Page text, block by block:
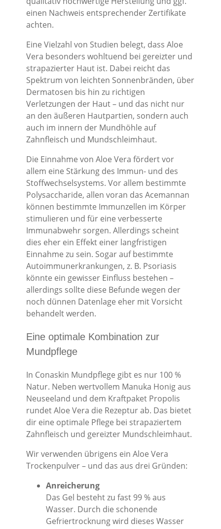
einen Nachweis entsprechender Zertifikate
achten.
Eine Vielzahl von Studien belegt, dass Aloe
Vera besonders wohltuend bei gereizter und
strapazierter Haut ist. Dabei reicht das
Spektrum von leichten Sonnenbränden, über
Dermatosen bis hin zu richtigen
Verletzungen der Haut – und das nicht nur
an den äußeren Hautpartien, sondern auch
auch im innern der Mundhöhle auf
Zahnfleisch und Mundschleimhaut.
Die Einnahme von Aloe Vera fördert vor
allem eine Stärkung des Immun- und des
Stoffwechselsystems. Vor allem bestimmte
Polysaccharide, allen voran das Acemannan
können bestimmte Immunzellen im Körper
stimulieren und für eine verbesserte
Immunabwehr sorgen. Allerdings scheint
dies eher ein Effekt einer langfristigen
Einnahme zu sein. Sogar auf bestimmte
Autoimmunerkrankungen, z. B. Psoriasis
könnte ein gewisser Einfluss bestehen –
allerdings sollte diese Befunde wegen der
noch dünnen Datenlage eher mit Vorsicht
behandelt werden.
Eine optimale Kombination zur
Mundpflege
In Conaskin Mundpflege gibt es nur 100 %
Natur. Neben wertvollem Manuka Honig aus
Neuseeland und dem Kraftpaket Propolis
rundet Aloe Vera die Rezeptur ab. Das bietet
dir eine optimale Pflege bei strapaziertem
Zahnfleisch und gereizter Mundschleimhaut.
Wir verwenden übrigens ein Aloe Vera
Trockenpulver – und das aus drei Gründen:
Anreicherung
Das Gel besteht zu fast 99 % aus
Wasser. Durch die schonende
Gefriertrocknung wird dieses Wasser